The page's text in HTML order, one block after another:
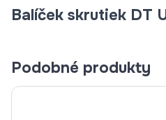
Balíček skrutiek DT
Podobné produkty